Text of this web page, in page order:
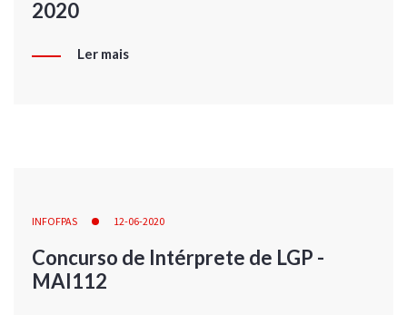
2020
Ler mais
INFOFPAS 12-06-2020
Concurso de Intérprete de LGP -
MAI112